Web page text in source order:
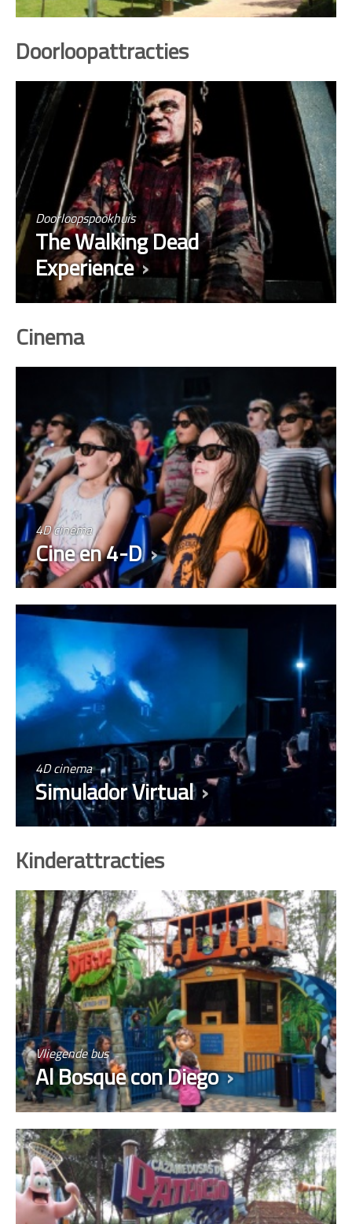
Doorloopattracties
Doorloopspookhuis
The Walking Dead
Experience
Cinema
4D cinema
Cine en 4-D
4D cinema
Simulador Virtual
Kinderattracties
Vliegende bus
Al Bosque con Diego